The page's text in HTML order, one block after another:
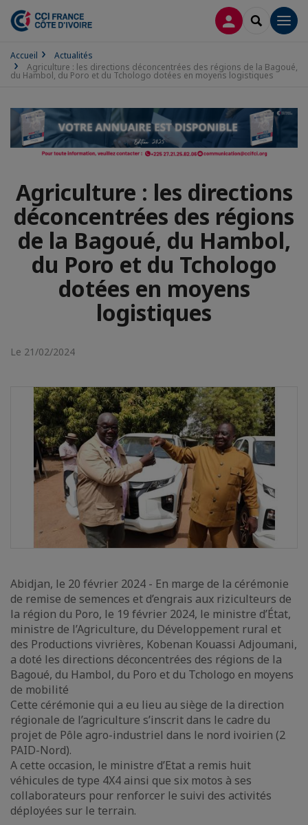
CONNEXION
Accueil
Actualités
Agriculture : les directions déconcentrées des régions de la Bagoué,
du Hambol, du Poro et du Tchologo dotées en moyens logistiques
Agriculture : les directions
déconcentrées des régions
de la Bagoué, du Hambol,
du Poro et du Tchologo
dotées en moyens
logistiques
Le 21/02/2024
Abidjan, le 20 février 2024 - En marge de la cérémonie
de remise de semences et d’engrais aux riziculteurs de
la région du Poro, le 19 février 2024, le ministre d’État,
ministre de l’Agriculture, du Développement rural et
des Productions vivrières, Kobenan Kouassi Adjoumani,
a doté les directions déconcentrées des régions de la
Bagoué, du Hambol, du Poro et du Tchologo en moyens
de mobilité
Cette cérémonie qui a eu lieu au siège de la direction
régionale de l’agriculture s’inscrit dans le cadre du
projet de Pôle agro-industriel dans le nord ivoirien (2
PAID-Nord).
A cette occasion, le ministre d’Etat a remis huit
véhicules de type 4X4 ainsi que six motos à ses
collaborateurs pour renforcer le suivi des activités
déployées sur le terrain.